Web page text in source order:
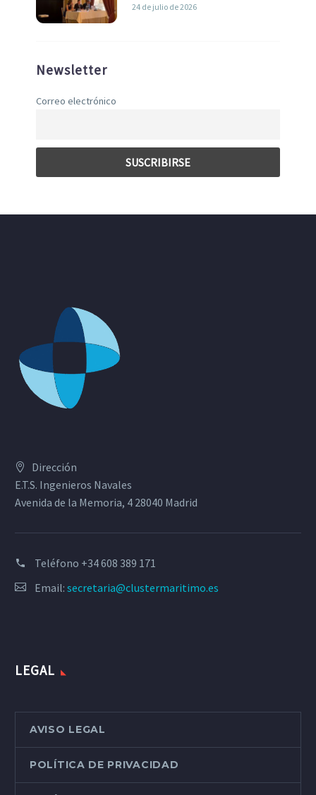
liderazgo en la Economía Azul
24 de julio de 2026
Newsletter
Correo electrónico
Dirección
E.T.S. Ingenieros Navales
Avenida de la Memoria, 4 28040 Madrid
Teléfono +34 608 389 171
Email: secretaria@clustermaritimo.es
LEGAL
AVISO LEGAL
POLÍTICA DE PRIVACIDAD